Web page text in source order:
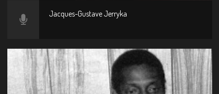
Jacques-Gustave Jerryka